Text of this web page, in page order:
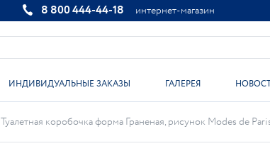
8 800 444-44-18 интернет-магазин
ИНДИВИДУАЛЬНЫЕ ЗАКАЗЫ ГАЛЕРЕЯ
Туалетная коробочка форма Граненая, рисунок Modes de